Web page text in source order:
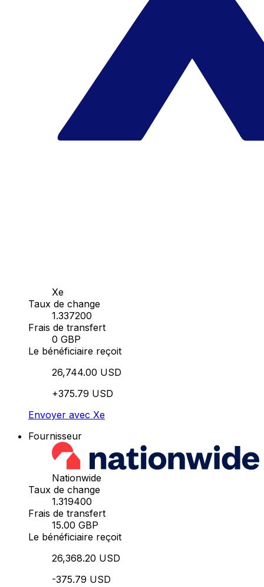
Xe
Taux de change
1.337200
Frais de transfert
0 GBP
Le bénéficiaire reçoit
26,744.00 USD
+375.79 USD
Envoyer avec Xe
Fournisseur
Nationwide
Taux de change
1.319400
Frais de transfert
15.00 GBP
Le bénéficiaire reçoit
26,368.20 USD
-375.79 USD